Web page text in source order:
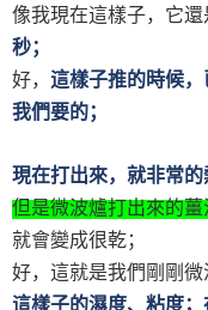
像我現在這樣子，它還
秒；
好， 這樣子推的時候
我們要的；
現在打出來，就非常的
但是微波爐打出來的
就會變成很乾；
好，這就是我們剛剛微
這樣子的濕度、粘度